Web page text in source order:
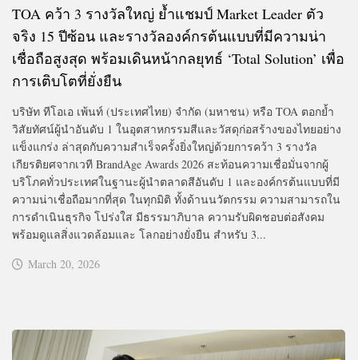
TOA คว้า 3 รางวัลใหญ่ ย้ำแชมป์ Market Leader ตัว
จริง 15 ปีซ้อน และรางวัลองค์กรต้นแบบที่มีความน่า
เชื่อถือสูงสุด พร้อมเดินหน้ากลยุทธ์ ‘Total Solution’ เพื่อ
การเติบโตที่ยั่งยืน
บริษัท ทีโอเอ เพ้นท์ (ประเทศไทย) จำกัด (มหาชน) หรือ TOA ตอกย้ำ
วิสัยทัศน์ผู้นำอันดับ 1 ในอุตสาหกรรมสีและวัสดุก่อสร้างของไทยอย่าง
แข็งแกร่ง ล่าสุดกับความสำเร็จครั้งยิ่งใหญ่ด้วยการคว้า 3 รางวัล
เกียรติยศจากเวที BrandAge Awards 2026 สะท้อนความเชื่อมั่นจากผู้
บริโภคทั่วประเทศในฐานะผู้นำตลาดสีอันดับ 1 และองค์กรต้นแบบที่มี
ความน่าเชื่อถือมากที่สุด ในทุกมิติ ทั้งด้านนวัตกรรม ความสามารถใน
การดำเนินธุรกิจ โปร่งใส มีธรรมาภิบาล ความรับผิดชอบต่อสังคม
พร้อมดูแลสิ่งแวดล้อมและ โลกอย่างยั่งยืน สำหรับ 3...
March 20, 2026